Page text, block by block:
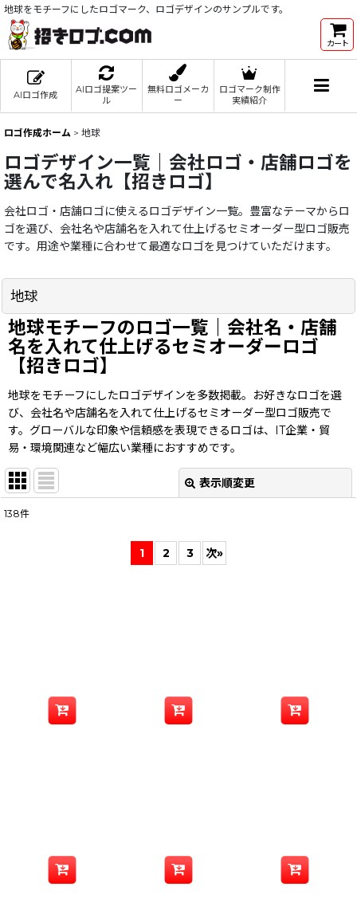
地球をモチーフにしたロゴマーク、ロゴデザインのサンプルです。
カート
AIロゴ作成
AIロゴ提案ツー
ル
無料ロゴメーカ
ー
ロゴマーク制作
実績紹介
ロゴ作成ホーム > 地球
ロゴデザイン一覧｜会社ロゴ・店舗ロゴを
選んで名入れ【招きロゴ】
会社ロゴ・店舗ロゴに使えるロゴデザイン一覧。豊富なテーマからロ
ゴを選び、会社名や店舗名を入れて仕上げるセミオーダー型ロゴ販売
です。用途や業種に合わせて最適なロゴを見つけていただけます。
地球
地球モチーフのロゴ一覧｜会社名・店舗
名を入れて仕上げるセミオーダーロゴ
【招きロゴ】
地球をモチーフにしたロゴデザインを多数掲載。お好きなロゴを選
び、会社名や店舗名を入れて仕上げるセミオーダー型ロゴ販売で
す。グローバルな印象や信頼感を表現できるロゴは、IT企業・貿
易・環境関連など幅広い業種におすすめです。
表示順変更
138件
1 2 3 次»